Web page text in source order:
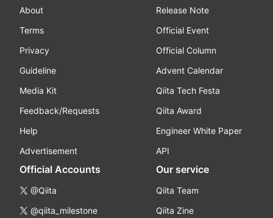
About
Terms
Privacy
Guideline
Media Kit
Feedback/Requests
Help
Advertisement
Release Note
Official Event
Official Column
Advent Calendar
Qiita Tech Festa
Qiita Award
Engineer White Paper
API
Official Accounts
@Qiita
@qiita_milestone
Our service
Qiita Team
Qiita Zine